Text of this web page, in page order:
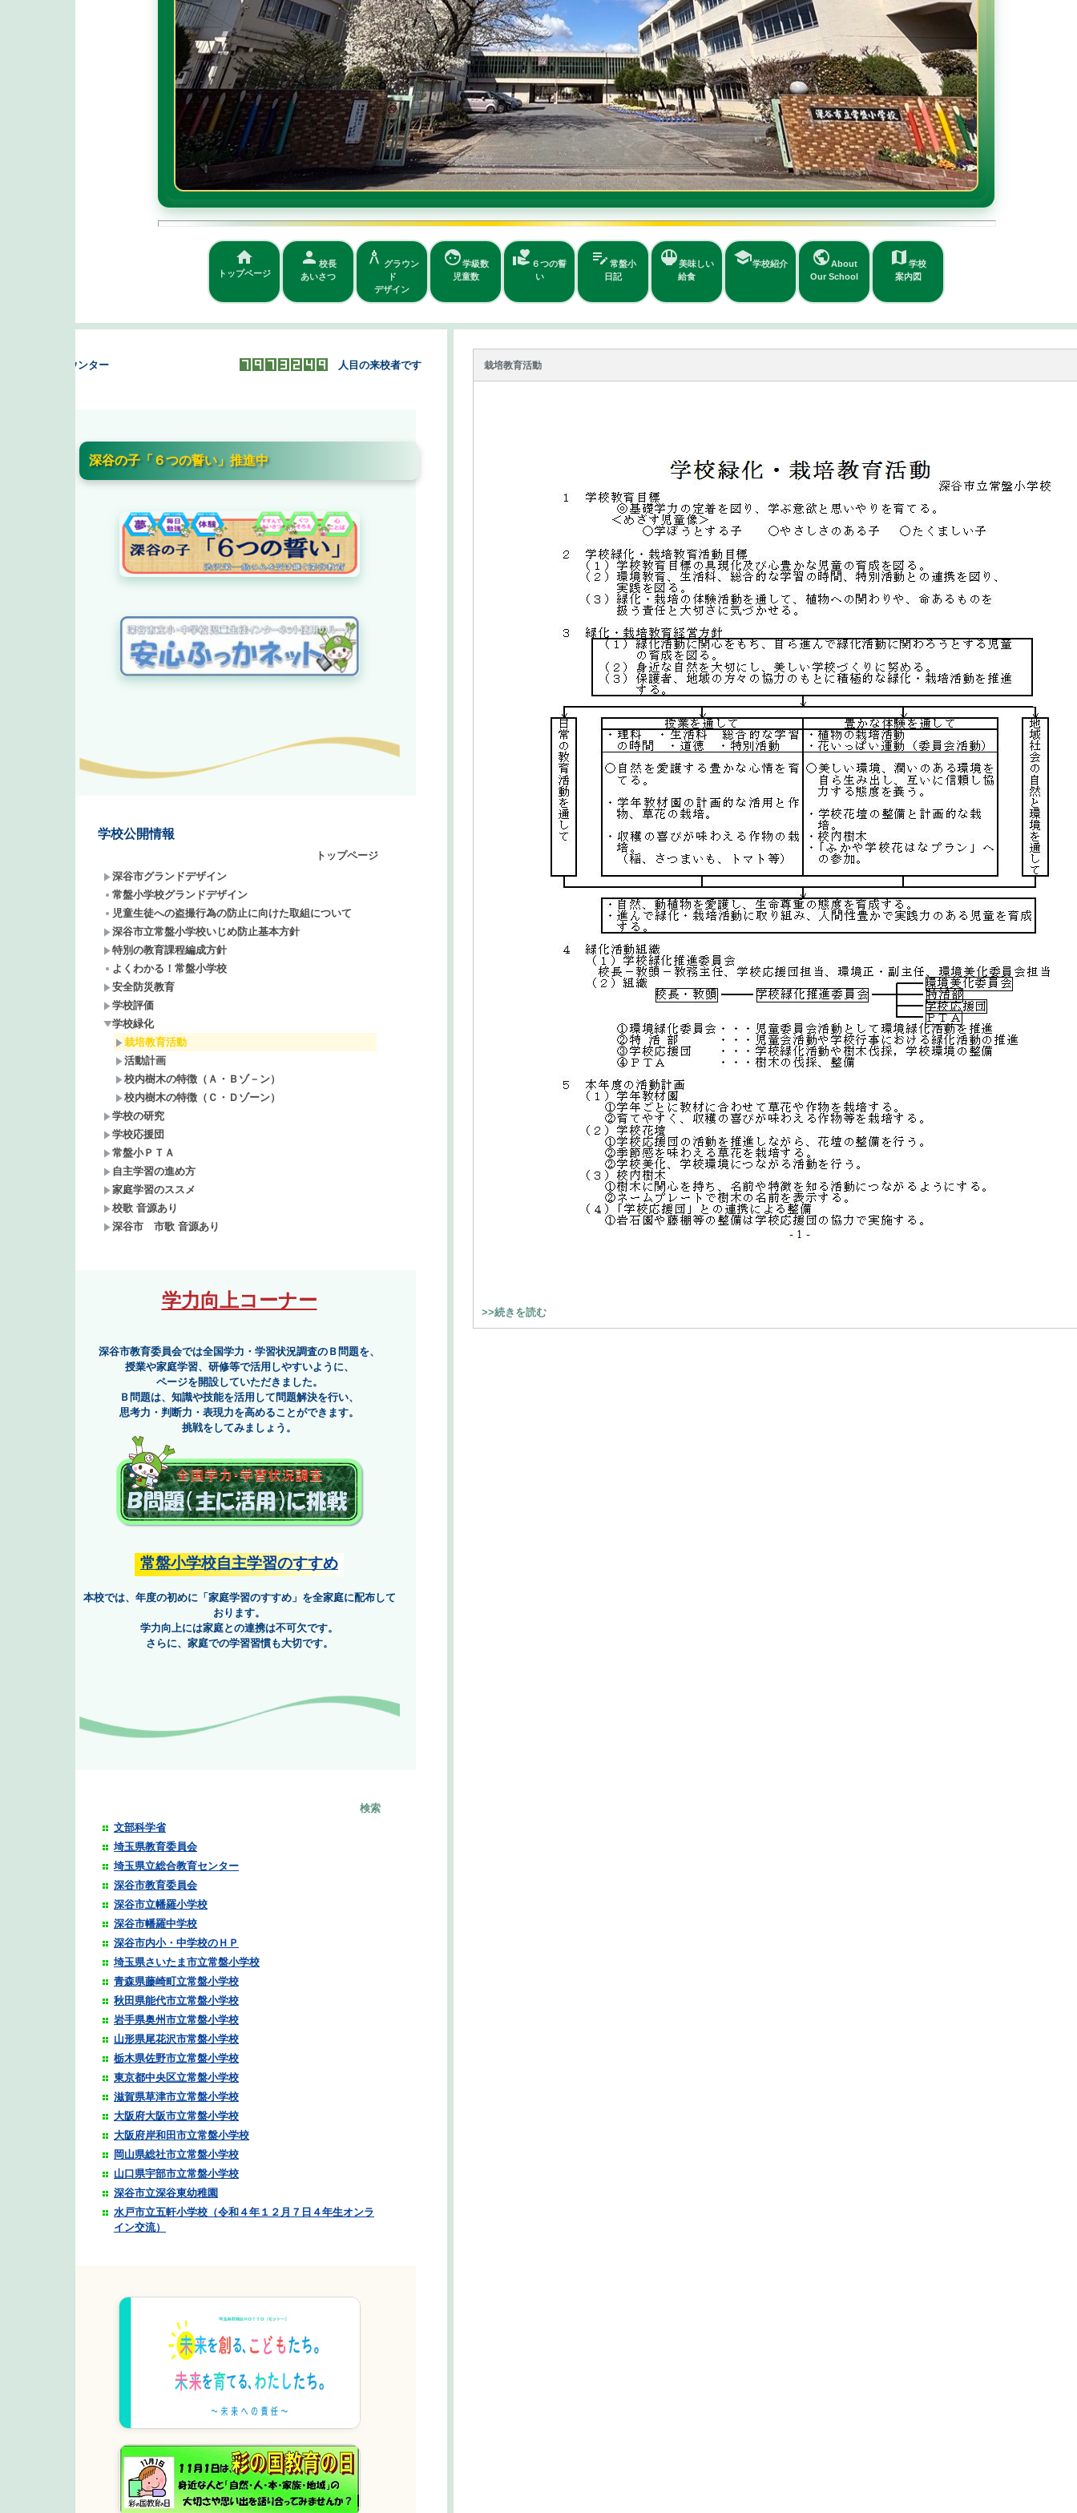
person 校長
あいさつ
architectureグラウン
ド
face学級数
児童数
volunteer_activism６つの誓
い
edit_note常盤小
日記
rice_bowl美味しい
給食
school学校紹介 publicAbout
map学校
案内図
ウンター 人目の来校者です
深谷の子「６つの誓い」推進中
学校公開情報
深谷市グランドデザイン
常盤小学校グランドデザイン
児童生徒への盗撮行為の防止に向けた取組について
深谷市立常盤小学校いじめ防止基本方針
特別の教育課程編成方針
よくわかる！常盤小学校
校内樹木の特徴（Ａ・Ｂゾ－ン）
校内樹木の特徴（Ｃ・Ｄゾーン）
自主学習の進め方
家庭学習のススメ
深谷市 市歌 音源あり
学力向上コーナー
深谷市教育委員会では全国学力・学習状況調査のＢ問題を、
授業や家庭学習、研修等で活用しやすいように、
ページを開設していただきました。
Ｂ問題は、知識や技能を活用して問題解決を行い、
思考力・判断力・表現力を高めることができます。
挑戦をしてみましょう。
常盤小学校自主学習のすすめ
本校では、年度の初めに「家庭学習のすすめ」を全家庭に配布して
学力向上には家庭との連携は不可欠です。
さらに、家庭での学習習慣も大切です。
埼玉県教育委員会
埼玉県立総合教育センター
深谷市教育委員会
深谷市立幡羅小学校
深谷市幡羅中学校
深谷市内小・中学校のＨＰ
埼玉県さいたま市立常盤小学校
青森県藤崎町立常盤小学校
秋田県能代市立常盤小学校
岩手県奥州市立常盤小学校
山形県尾花沢市常盤小学校
栃木県佐野市立常盤小学校
東京都中央区立常盤小学校
滋賀県草津市立常盤小学校
大阪府大阪市立常盤小学校
大阪府岸和田市立常盤小学校
岡山県総社市立常盤小学校
山口県宇部市立常盤小学校
深谷市立深谷東幼稚園
水戸市立五軒小学校（令和４年１２月７日４年生オンラ
栽培教育活動